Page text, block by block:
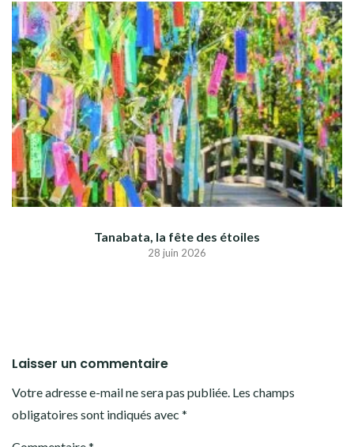
Tanabata, la fête des étoiles
28 juin 2026
Laisser un commentaire
Votre adresse e-mail ne sera pas publiée. Les champs
obligatoires sont indiqués avec *